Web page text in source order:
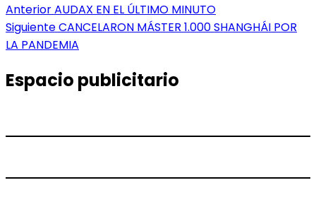
Navegación
de
AnteriorEntrada
anterior:
AUDAX EN EL ÚLTIMO MINUTO
SiguienteEntrada
siguiente:
CANCELARON MÁSTER 1.000 SHANGHÁI POR
LA PANDEMIA
Espacio publicitario